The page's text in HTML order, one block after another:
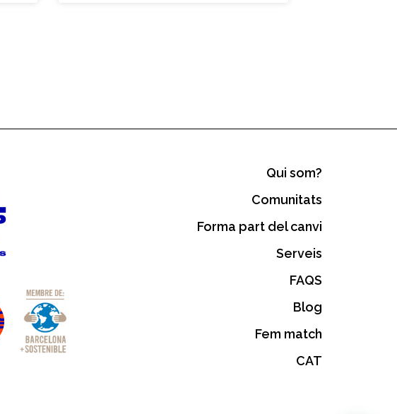
Qui som?
Comunitats
Forma part del canvi
Serveis
FAQS
Blog
Fem match
CAT